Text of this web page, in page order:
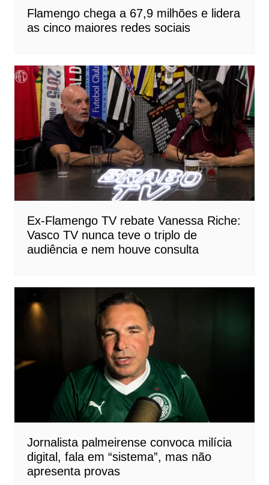
Flamengo chega a 67,9 milhões e lidera
as cinco maiores redes sociais
Ex-Flamengo TV rebate Vanessa Riche:
Vasco TV nunca teve o triplo de
audiência e nem houve consulta
Jornalista palmeirense convoca milícia
digital, fala em “sistema”, mas não
apresenta provas